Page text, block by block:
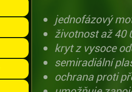
jednofázový
životnost až 40
kryt z vysoce
semiradiální
ochrana proti